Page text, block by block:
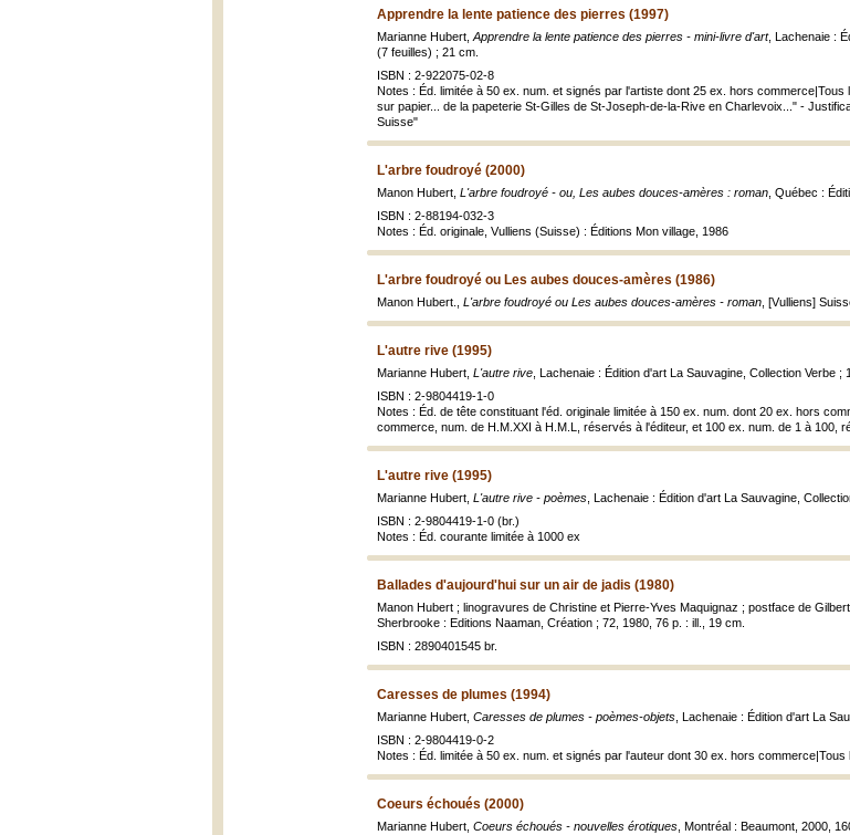
Apprendre la lente patience des pierres (1997)
Marianne Hubert, Apprendre la lente patience des pierres - mini-livre d'art, Lachenaie :
(7 feuilles) ; 21 cm.
ISBN : 2-922075-02-8
Notes : Éd. limitée à 50 ex. num. et signés par l'artiste dont 25 ex. hors
sur papier... de la papeterie St-Gilles de St-Joseph-de-la-Rive en Charlevoix..." -
Suisse"
L'arbre foudroyé (2000)
Manon Hubert, L'arbre foudroyé - ou, Les aubes douces-amères : roman , Québec :
ISBN : 2-88194-032-3
Notes : Éd. originale, Vulliens (Suisse) : Éditions Mon village, 1986
L'arbre foudroyé ou Les aubes douces-amères (1986)
Manon Hubert., L'arbre foudroyé ou Les aubes douces-amères - roman , [Vulliens]
L'autre rive (1995)
Marianne Hubert, L'autre rive , Lachenaie : Édition d'art La Sauvagine, Collection Verbe ;
ISBN : 2-9804419-1-0
Notes : Éd. de tête constituant l'éd. originale limitée à 150 ex. num. dont 20 ex. hors
commerce, num. de H.M.XXI à H.M.L, réservés à l'éditeur, et 100 ex. num. de 1 à 100,
L'autre rive (1995)
Marianne Hubert, L'autre rive - poèmes , Lachenaie : Édition d'art La Sauvagine,
ISBN : 2-9804419-1-0 (br.)
Notes : Éd. courante limitée à 1000 ex
Ballades d'aujourd'hui sur un air de jadis (1980)
Manon Hubert ; linogravures de Christine et Pierre-Yves Maquignaz ; postface de
Sherbrooke : Editions Naaman, Création ; 72, 1980, 76 p. : ill., 19 cm.
ISBN : 2890401545 br.
Caresses de plumes (1994)
Marianne Hubert, Caresses de plumes - poèmes-objets , Lachenaie : Édition d'art La
ISBN : 2-9804419-0-2
Notes : Éd. limitée à 50 ex. num. et signés par l'auteur dont 30 ex. hors
Coeurs échoués (2000)
Marianne Hubert, Coeurs échoués - nouvelles érotiques , Montréal : Beaumont, 2000,